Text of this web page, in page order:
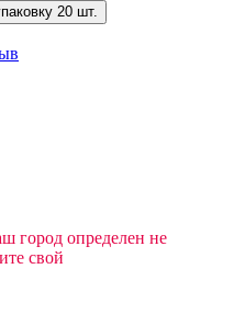
20 шт.
город определен не
свой